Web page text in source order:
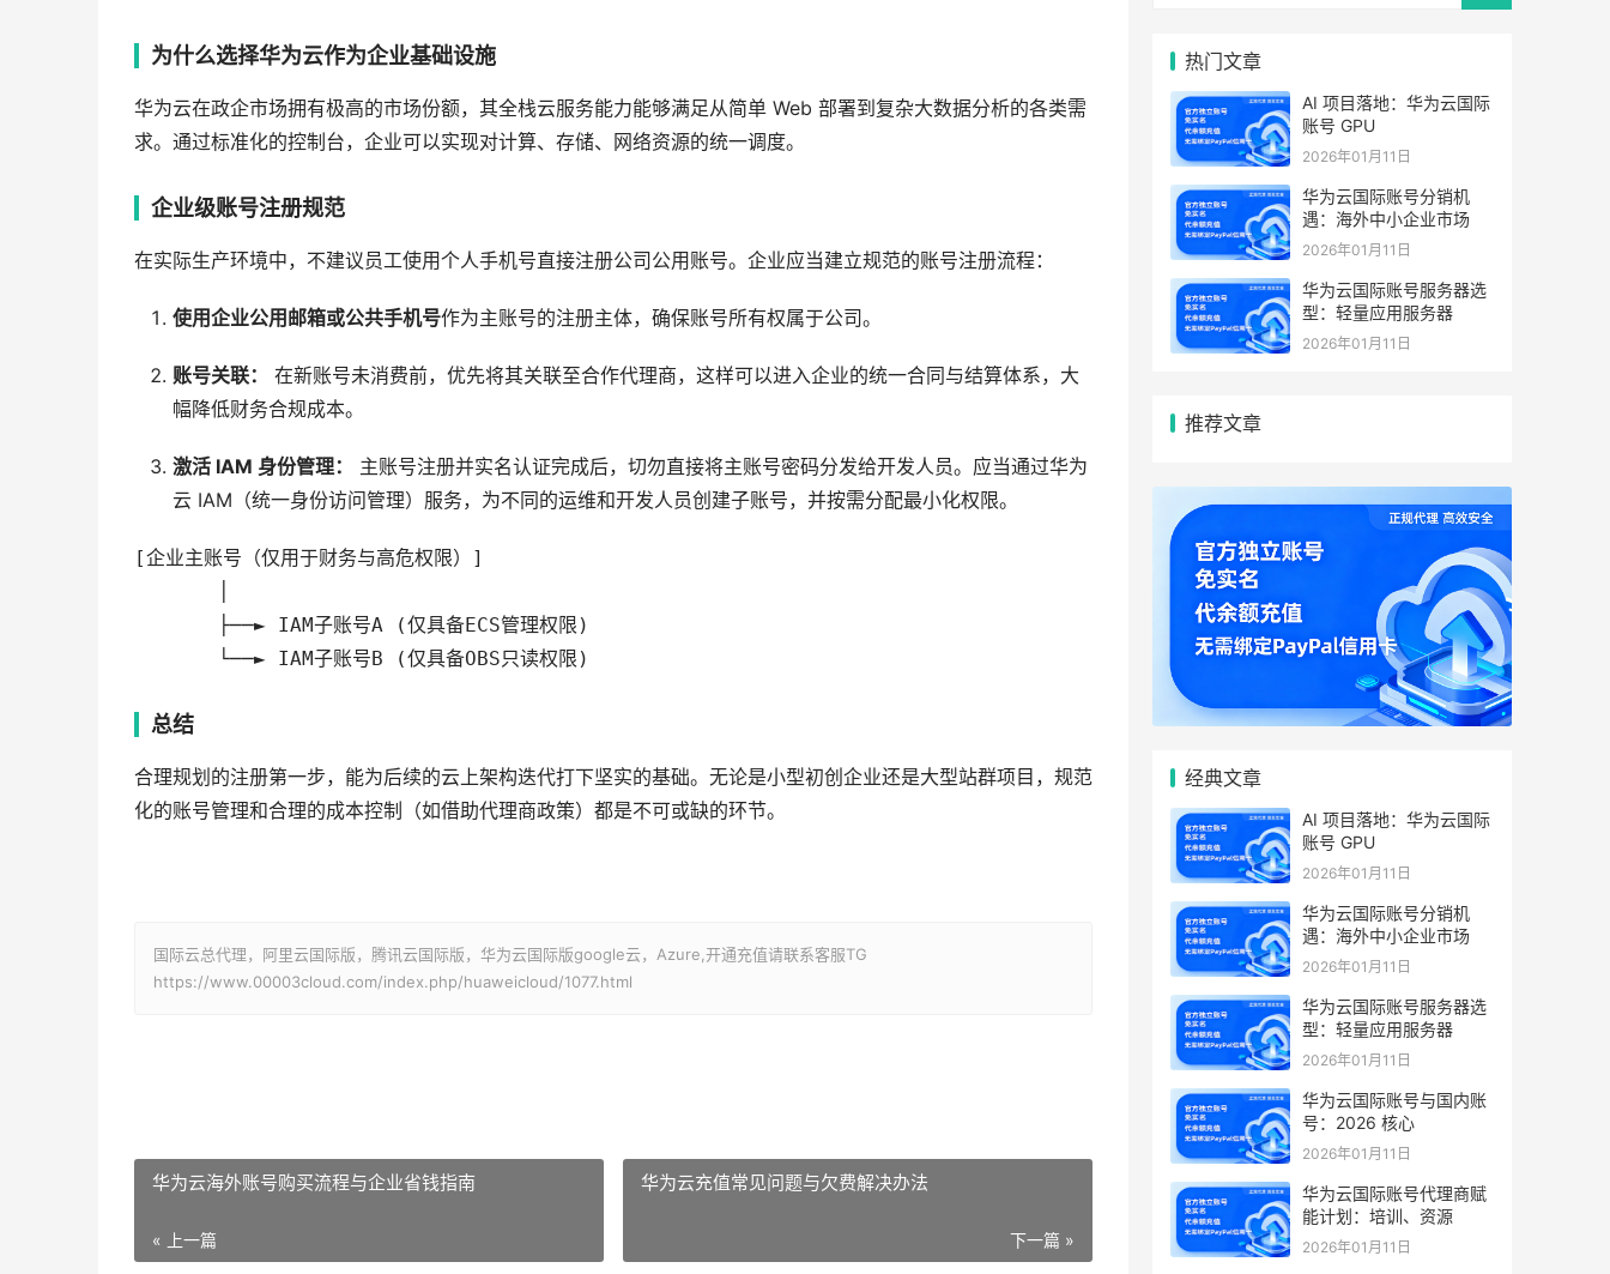
为什么选择华为云作为企业基础设施
华为云在政企市场拥有极高的市场份额，其全栈云服务能力能够满足从简单 Web 部署到复杂大数据分析的各类需
求。通过标准化的控制台，企业可以实现对计算、存储、网络资源的统一调度。
企业级账号注册规范
在实际生产环境中，不建议员工使用个人手机号直接注册公司公用账号。企业应当建立规范的账号注册流程：
使用企业公用邮箱或公共手机号作为主账号的注册主体，确保账号所有权属于公司。
账号关联：
在新账号未消费前，优先将其关联至合作代理商，这样可以进入企业的统一合同与结算体系，大
幅降低财务合规成本。
激活 IAM 身份管理：
主账号注册并实名认证完成后，切勿直接将主账号密码分发给开发人员。应当通过华为
云 IAM（统一身份访问管理）服务，为不同的运维和开发人员创建子账号，并按需分配最小化权限。
[企业主账号（仅用于财务与高危权限）]
├──► IAM子账号A (仅具备ECS管理权限)
└──► IAM子账号B (仅具备OBS只读权限)
总结
合理规划的注册第一步，能为后续的云上架构迭代打下坚实的基础。无论是小型初创企业还是大型站群项目，规范
化的账号管理和合理的成本控制（如借助代理商政策）都是不可或缺的环节。
国际云总代理，阿里云国际版，腾讯云国际版，华为云国际版google云，Azure,开通充值请联系客服TG
https://www.00003cloud.com/index.php/huaweicloud/1077.html
华为云海外账号购买流程与企业省钱指南
« 上一篇
华为云充值常见问题与欠费解决办法
下一篇 »
热门文章
AI 项目落地：华为云国际
账号 GPU
2026年01月11日
华为云国际账号分销机
遇：海外中小企业市场
2026年01月11日
华为云国际账号服务器选
型：轻量应用服务器
2026年01月11日
推荐文章
经典文章
AI 项目落地：华为云国际
账号 GPU
2026年01月11日
华为云国际账号分销机
遇：海外中小企业市场
2026年01月11日
华为云国际账号服务器选
型：轻量应用服务器
2026年01月11日
华为云国际账号与国内账
号：2026 核心
2026年01月11日
华为云国际账号代理商赋
能计划：培训、资源
2026年01月11日